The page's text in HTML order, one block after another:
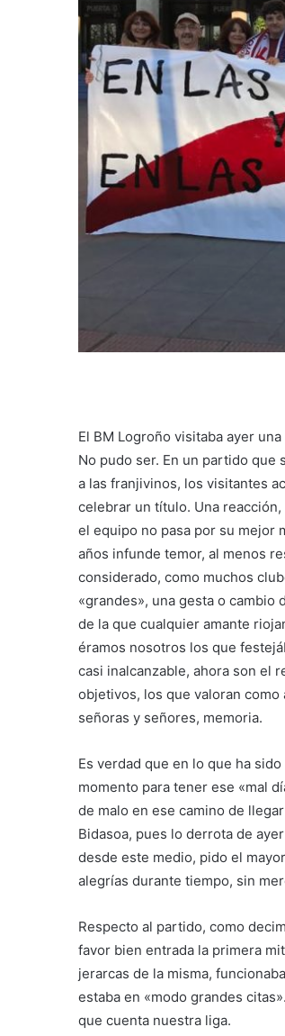
El BM Logroño visitaba ayer
No pudo ser. En un partido que
a las franjivinos, los visitantes
celebrar un título. Una
el equipo no pasa por su mejor
años infunde temor, al menos
considerado, como muchos
«grandes», una gesta o
de la que cualquier amante
éramos nosotros los que
casi inalcanzable, ahora son el
objetivos, los que valoran
señoras y señores, memoria.
Es verdad que en lo que ha
momento para tener ese «mal
de malo en ese camino de
Bidasoa, pues lo derrota de
desde este medio, pido el
alegrías durante tiempo, sin
Respecto al partido, como
favor bien entrada la primera
jerarcas de la misma,
estaba en «modo grandes
que cuenta nuestra liga.